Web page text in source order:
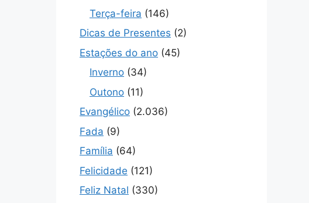
Terça-feira (146)
Dicas de Presentes (2)
Estações do ano (45)
Inverno (34)
Outono (11)
Evangélico (2.036)
Fada (9)
Família (64)
Felicidade (121)
Feliz Natal (330)